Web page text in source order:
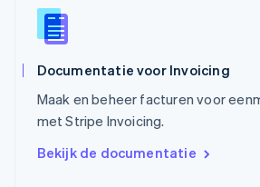
Documentatie voor Invoicing
Maak en beheer facturen voor
met Stripe Invoicing.
Bekijk de documentatie
Español
Thailand
Tsjechië
Vasteland van China
简体中文 English
English